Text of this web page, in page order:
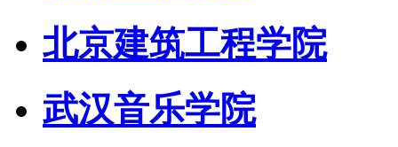
北京建筑工程学院
武汉音乐学院